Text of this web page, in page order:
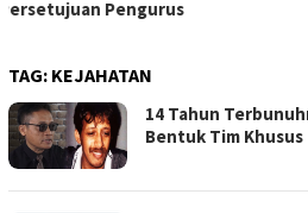
TAG: KEJAHATAN
14 Tahun
Bentuk Tim Khusus